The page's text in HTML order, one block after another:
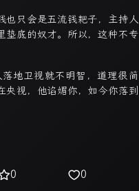
也只会是五流钱耙子，主持人
垫底的奴才。所以，这种不专
地卫视就不明智，道理很简
视，他谄媚你，如今你落到
0 0